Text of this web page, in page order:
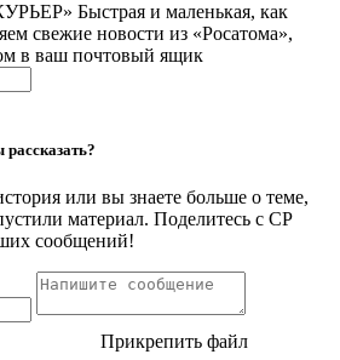
Быстрая и маленькая, как
свежие новости из «Росатома»,
в ваш почтовый ящик
или вы знаете больше о теме,
материал. Поделитесь с СР
сообщений!
Прикрепить файл